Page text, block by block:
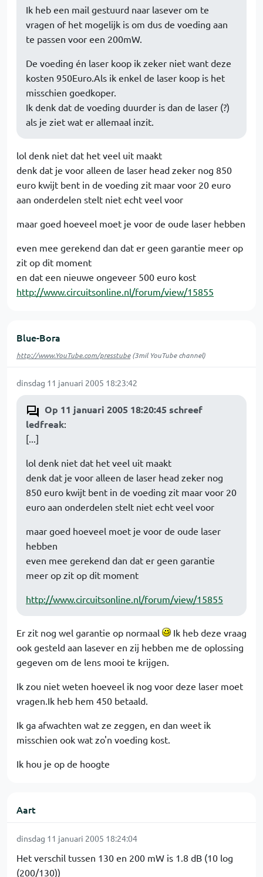
Ik heb een mail gestuurd naar lasever om te
vragen of het mogelijk is om dus de voeding aan
te passen voor een 200mW.
De voeding én laser koop ik zeker niet want deze
kosten 950Euro.Als ik enkel de laser koop is het
misschien goedkoper.
Ik denk dat de voeding duurder is dan de laser (?)
als je ziet wat er allemaal inzit.
lol denk niet dat het veel uit maakt
denk dat je voor alleen de laser head zeker nog 850
euro kwijt bent in de voeding zit maar voor 20 euro
aan onderdelen stelt niet echt veel voor
maar goed hoeveel moet je voor de oude laser hebben
even mee gerekend dan dat er geen garantie meer op
zit op dit moment
en dat een nieuwe ongeveer 500 euro kost
http://www.circuitsonline.nl/forum/view/15855
Blue-Bora
http://www.YouTube.com/presstube(3mil YouTube channel)
dinsdag 11 januari 2005 18:23:42
Op 11 januari 2005 18:20:45 schreef
ledfreak:
[...]
lol denk niet dat het veel uit maakt
denk dat je voor alleen de laser head zeker nog
850 euro kwijt bent in de voeding zit maar voor 20
euro aan onderdelen stelt niet echt veel voor
maar goed hoeveel moet je voor de oude laser
hebben
even mee gerekend dan dat er geen garantie
meer op zit op dit moment
http://www.circuitsonline.nl/forum/view/15855
Er zit nog wel garantie op normaal
Ik heb deze vraag
ook gesteld aan lasever en zij hebben me de oplossing
gegeven om de lens mooi te krijgen.
Ik zou niet weten hoeveel ik nog voor deze laser moet
vragen.Ik heb hem 450 betaald.
Ik ga afwachten wat ze zeggen, en dan weet ik
misschien ook wat zo'n voeding kost.
Ik hou je op de hoogte
Aart
dinsdag 11 januari 2005 18:24:04
Het verschil tussen 130 en 200 mW is 1.8 dB (10 log
(200/130))